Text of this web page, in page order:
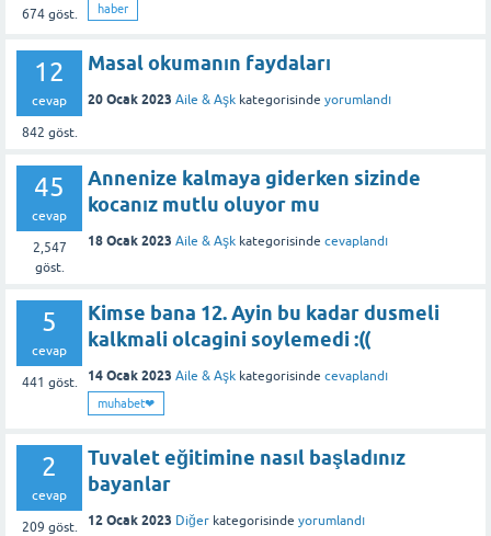
674göst. haber
12
cevap
842 göst.
Masal okumanın faydaları
20 Ocak 2023 Aile & Aşk kategorisinde yorumlandı
45
cevap
2,547
göst.
Annenize kalmaya giderken sizinde
kocanız mutlu oluyor mu
18 Ocak 2023 Aile & Aşk kategorisinde cevaplandı
5
cevap
441 göst.
Kimse bana 12. Ayin bu kadar dusmeli
kalkmali olcagini soylemedi :((
14 Ocak 2023 Aile & Aşk kategorisinde cevaplandı
muhabet❤
2
cevap
209 göst.
Tuvalet eğitimine nasıl başladınız
bayanlar
12 Ocak 2023 Diğer kategorisinde yorumlandı